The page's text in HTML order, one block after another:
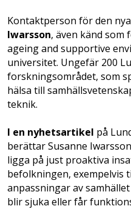
Kontaktperson för den
Iwarsson, även känd
ageing and supportive
universitet. Ungefär 200
forskningsområdet, som
hälsa till
teknik.
I en nyhetsartikel på
berättar Susanne
ligga på just proaktiva
befolkningen, exempelvis
anpassningar av
blir sjuka eller får